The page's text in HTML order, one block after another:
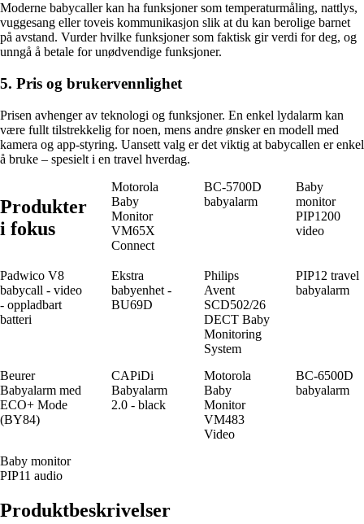
Moderne babycaller kan ha funksjoner som temperaturmåling, nattlys,
vuggesang eller toveis kommunikasjon slik at du kan berolige barnet
på avstand. Vurder hvilke funksjoner som faktisk gir verdi for deg, og
unngå å betale for unødvendige funksjoner.
5. Pris og brukervennlighet
Prisen avhenger av teknologi og funksjoner. En enkel lydalarm kan
være fullt tilstrekkelig for noen, mens andre ønsker en modell med
kamera og app-styring. Uansett valg er det viktig at babycallen er enkel
å bruke – spesielt i en travel hverdag.
Produkter
i fokus
Motorola
Baby
Monitor
VM65X
Connect
BC-5700D
babyalarm
Baby
monitor
PIP1200
video
Padwico V8
babycall - video
- oppladbart
batteri
Ekstra
babyenhet -
BU69D
Philips
Avent
SCD502/26
DECT Baby
Monitoring
System
PIP12 travel
babyalarm
Beurer
Babyalarm med
ECO+ Mode
(BY84)
CAPiDi
Babyalarm
2.0 - black
Motorola
Baby
Monitor
VM483
Video
BC-6500D
babyalarm
Baby monitor
PIP11 audio
Produktbeskrivelser